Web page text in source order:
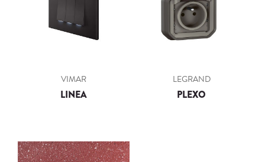
VIMAR
LINEA
LEGRAND
PLEXO